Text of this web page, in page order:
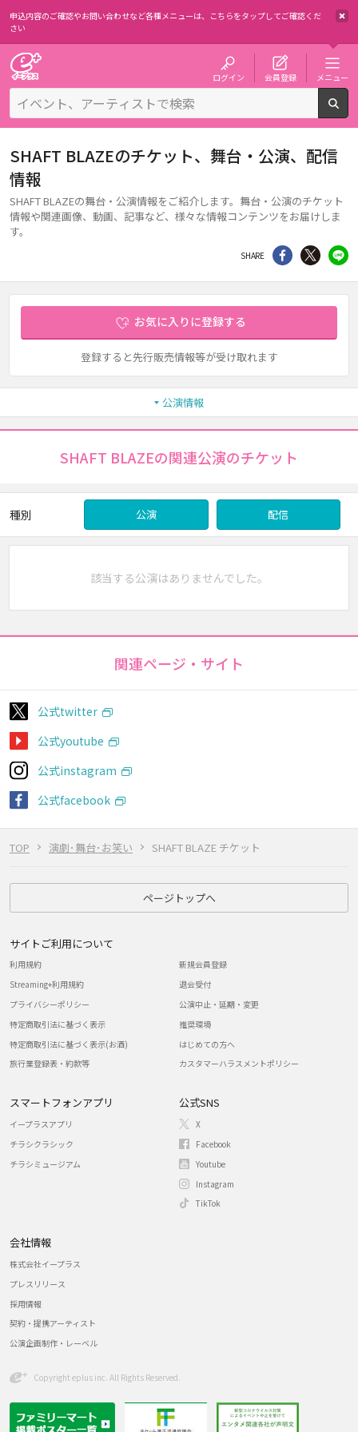
申込内容のご確認やお問い合わせなど各種メニューは、 こちらをタップしてご確認くだ
さい
ログイン 会員登録 メニュー
TOP 演劇･舞台･お笑い SHAFT BLAZE チケット
SHAFT BLAZEのチケット、舞台・公演、配信
情報
SHAFT BLAZEの舞台・公演情報をご紹介します。舞台・公演のチケット
情報や関連画像、動画、記事など、様々な情報コンテンツをお届けしま
す。
SHARE シェア Twitter
お気に入りに登録する
登録すると先行販売情報等が受け取れます
公演情報
SHAFT BLAZEの関連公演のチケット
種別 公演 配信
該当する公演はありませんでした。
関連ページ・サイト
公式twitter
公式youtube
公式instagram
公式facebook
ページトップへ
サイトご利用について
利用規約
Streaming+利用規約
プライバシーポリシー
特定商取引法に基づく表示
特定商取引法に基づく表示(お酒)
旅行業登録表・約款等
新規会員登録
退会受付
公演中止・延期・変更
推奨環境
はじめての方へ
カスタマーハラスメントポリシー
スマートフォンアプリ
イープラスアプリ
チラシクラシック
チラシミュージアム
公式SNS
X
Facebook
Youtube
Instagram
TikTok
会社情報
株式会社イープラス
プレスリリース
採用情報
契約・提携アーティスト
公演企画制作・レーベル
Copyright eplus inc. All Rights Reserved.